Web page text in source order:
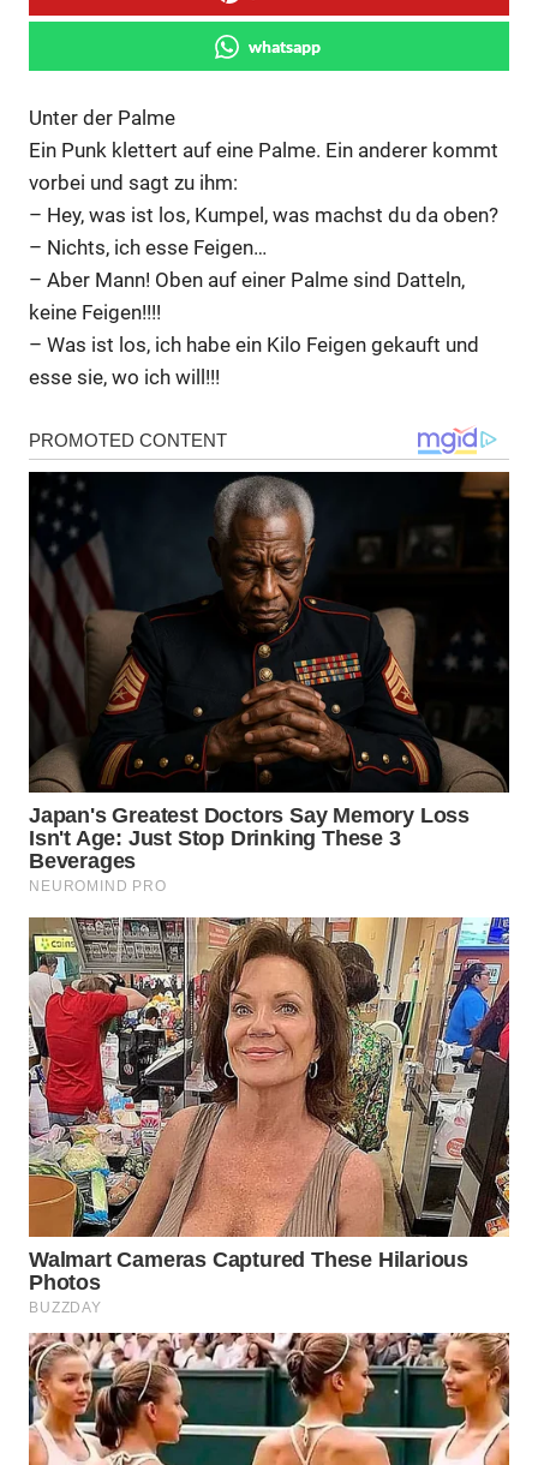
whatsapp
Unter der Palme
Ein Punk klettert auf eine Palme. Ein anderer kommt
vorbei und sagt zu ihm:
– Hey, was ist los, Kumpel, was machst du da oben?
– Nichts, ich esse Feigen…
– Aber Mann! Oben auf einer Palme sind Datteln,
keine Feigen!!!!
– Was ist los, ich habe ein Kilo Feigen gekauft und
esse sie, wo ich will!!!